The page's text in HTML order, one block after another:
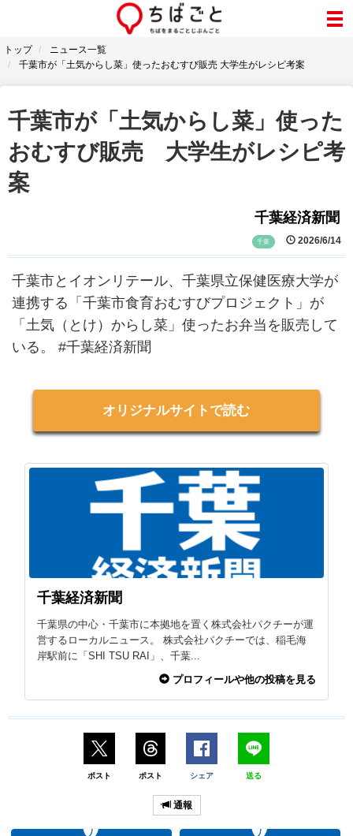
トップ
ニュース一覧
千葉市が「土気からし菜」使ったおむすび販売 大学生がレシピ考案
千葉市が「土気からし菜」使った
おむすび販売 大学生がレシピ考
案
千葉経済新聞
千葉 2026/6/14
千葉市とイオンリテール、千葉県立保健医療大学が
連携する「千葉市食育おむすびプロジェクト」が
「土気（とけ）からし菜」使ったお弁当を販売して
いる。 #千葉経済新聞
オリジナルサイトで読む
千葉経済新聞
千葉県の中心・千葉市に本拠地を置く株式会社パクチーが運
営するローカルニュース。 株式会社パクチーでは、稲毛海
岸駅前に「SHI TSU RAI」、千葉...
プロフィールや他の投稿を見る
ポスト ポスト シェア 送る
通報